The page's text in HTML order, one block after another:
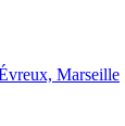
Marseille